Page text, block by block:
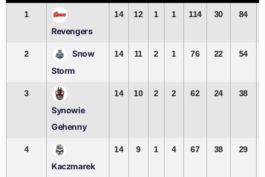
1
Revengers
14 12 1 1 114 30 84
2
Snow
Storm
14 11 2 1 76 22 54
3
Synowie
Gehenny
14 10 2 2 62 24 38
4
Kaczmarek
14 9 1 4 67 38 29